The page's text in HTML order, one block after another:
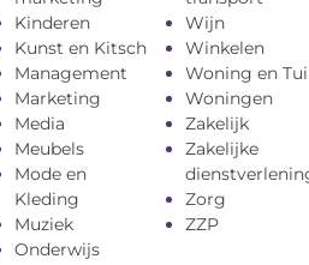
Kinderen
Kunst en Kitsch
Management
Marketing
Media
Meubels
Mode en
Kleding
Muziek
Onderwijs
Wijn
Winkelen
Woning en
Woningen
Zakelijk
Zakelijke
Zorg
ZZP